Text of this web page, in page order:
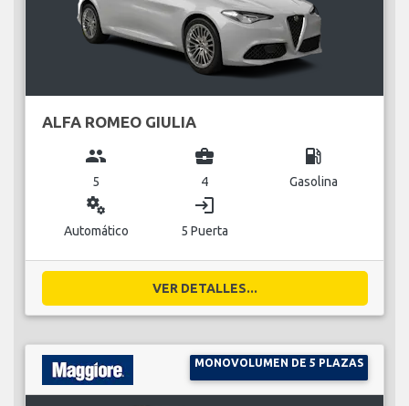
ALFA ROMEO GIULIA
group
5
business_center
4
local_gas_station
Gasolina
miscellaneous_services
Automático
login
5 Puerta
VER DETALLES...
MONOVOLUMEN DE 5 PLAZAS